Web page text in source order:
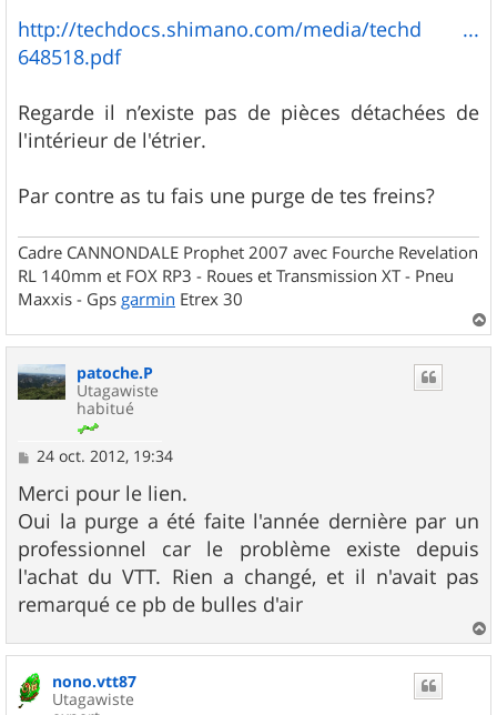
g
e
http://techdocs.shimano.com/media/techd ...
648518.pdf
Regarde il n’existe pas de pièces détachées de
l'intérieur de l'étrier.
Par contre as tu fais une purge de tes freins?
Cadre CANNONDALE Prophet 2007 avec Fourche Revelation
RL 140mm et FOX RP3 - Roues et Transmission XT - Pneu
Maxxis - Gps garmin Etrex 30
a
patoche.P
Utagawiste
habitué
M
s
s
a
g
e
24 oct. 2012, 19:34
Merci pour le lien.
Oui la purge a été faite l'année dernière par un
professionnel car le problème existe depuis
l'achat du VTT. Rien a changé, et il n'avait pas
remarqué ce pb de bulles d'air
a
nono.vtt87
Utagawiste